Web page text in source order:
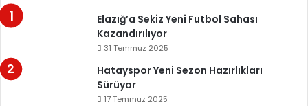
Elazığ’a Sekiz Yeni Futbol Sahası
Kazandırılıyor
31 Temmuz 2025
Hatayspor Yeni Sezon Hazırlıkları
Sürüyor
17 Temmuz 2025